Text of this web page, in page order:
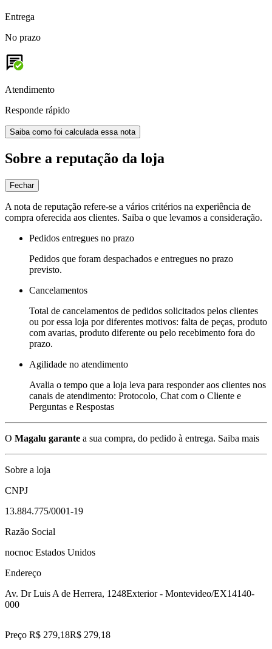
Entrega
No prazo
Atendimento
Responde rápido
Saiba como foi calculada essa nota
Sobre a reputação da loja
Fechar
A nota de reputação refere-se a vários critérios na experiência de
compra oferecida aos clientes. Saiba o que levamos a consideração.
Pedidos entregues no prazo
Pedidos que foram despachados e entregues no prazo
previsto.
Cancelamentos
Total de cancelamentos de pedidos solicitados pelos clientes
ou por essa loja por diferentes motivos: falta de peças, produto
com avarias, produto diferente ou pelo recebimento fora do
prazo.
Agilidade no atendimento
Avalia o tempo que a loja leva para responder aos clientes nos
canais de atendimento: Protocolo, Chat com o Cliente e
Perguntas e Respostas
O Magalu garante a sua compra, do pedido à entrega. Saiba mais
Sobre a loja
CNPJ
13.884.775/0001-19
Razão Social
nocnoc Estados Unidos
Endereço
Av. Dr Luis A de Herrera, 1248Exterior - Montevideo/EX14140-
000
Preço R$ 279,18R$ 279,18